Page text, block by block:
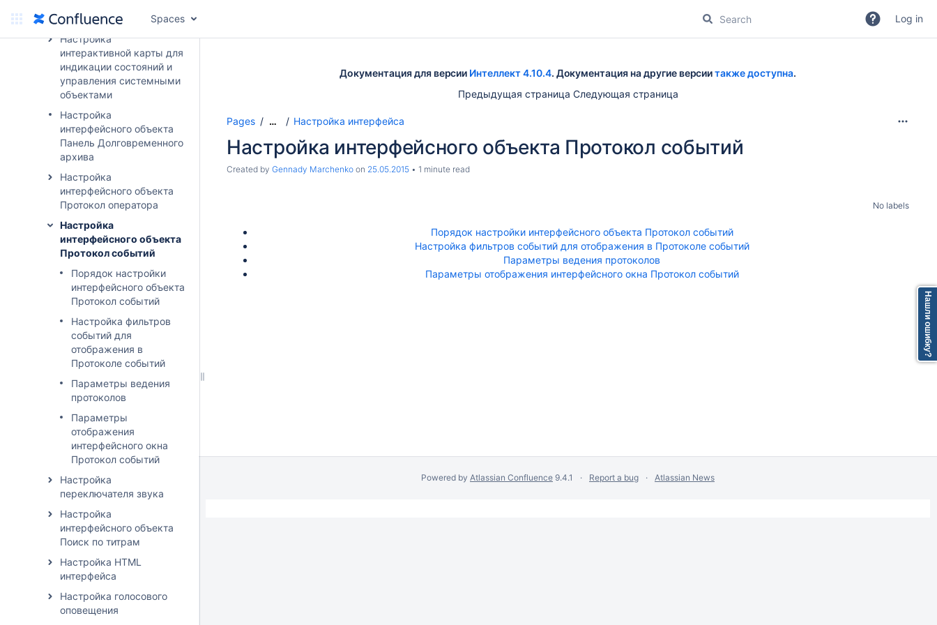
Spaces Log in
Настройка звука
Настройка
интерактивной карты для
индикации состояний и
управления системными
объектами
Настройка
интерфейсного объекта
Панель Долговременного
архива
Настройка
интерфейсного объекта
Протокол оператора
Настройка
интерфейсного объекта
Протокол событий
Порядок настройки
интерфейсного объекта
Протокол событий
Настройка фильтров
событий для
отображения в
Протоколе событий
Параметры ведения
протоколов
Параметры
отображения
интерфейсного окна
Протокол событий
Настройка
переключателя звука
Настройка
интерфейсного объекта
Поиск по титрам
Настройка HTML
интерфейса
Настройка голосового
оповещения
Документация для версии Интеллект 4.10.4. Документация на другие версиитакже доступна.
Предыдущая страница Следующая страница
Pages … Настройка интерфейса
Настройка интерфейсного объекта Протокол событий
Created by Gennady Marchenko on 25.05.2015 1 minute read
No labels
Порядок настройки интерфейсного объекта Протокол событий
Настройка фильтров событий для отображения в Протоколе событий
Параметры ведения протоколов
Параметры отображения интерфейсного окна Протокол событий
Powered by Atlassian Confluence 9.4.1 Report a bug Atlassian News
Нашли ошибку?